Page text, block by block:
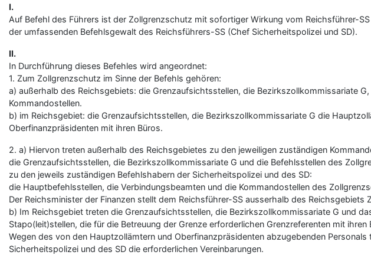
I.
Auf Befehl des Führers ist der Zollgrenzschutz mit sofortiger Wirkung vom Reichsführer-
der umfassenden Befehlsgewalt des Reichsführers-SS (Chef Sicherheitspolizei und SD).
II.
In Durchführung dieses Befehles wird angeordnet:
1. Zum Zollgrenzschutz im Sinne der Befehls gehören:
a) außerhalb des Reichsgebiets: die Grenzaufsichtsstellen, die Bezirkszollkommissariate
Kommandostellen.
b) im Reichsgebiet: die Grenzaufsichtsstellen, die Bezirkszollkommissariate G die
Oberfinanzpräsidenten mit ihren Büros.
2. a) Hiervon treten außerhalb des Reichsgebietes zu den jeweiligen zuständigen
die Grenzaufsichtsstellen, die Bezirkszollkommissariate G und die Befehlsstellen des
zu den jeweils zuständigen Befehlshabern der Sicherheitspolizei und des SD:
die Hauptbefehlsstellen, die Verbindungsbeamten und die Kommandostellen des
Der Reichsminister der Finanzen stellt dem Reichsführer-SS ausserhalb des
b) Im Reichsgebiet treten die Grenzaufsichtsstellen, die Bezirkszollkommissariate G und
Stapo(leit)stellen, die für die Betreuung der Grenze erforderlichen Grenzreferenten mit
Wegen des von den Hauptzollämtern und Oberfinanzpräsidenten abzugebenden
Sicherheitspolizei und des SD die erforderlichen Vereinbarungen.